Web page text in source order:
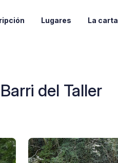
Lugares La carta
del Taller